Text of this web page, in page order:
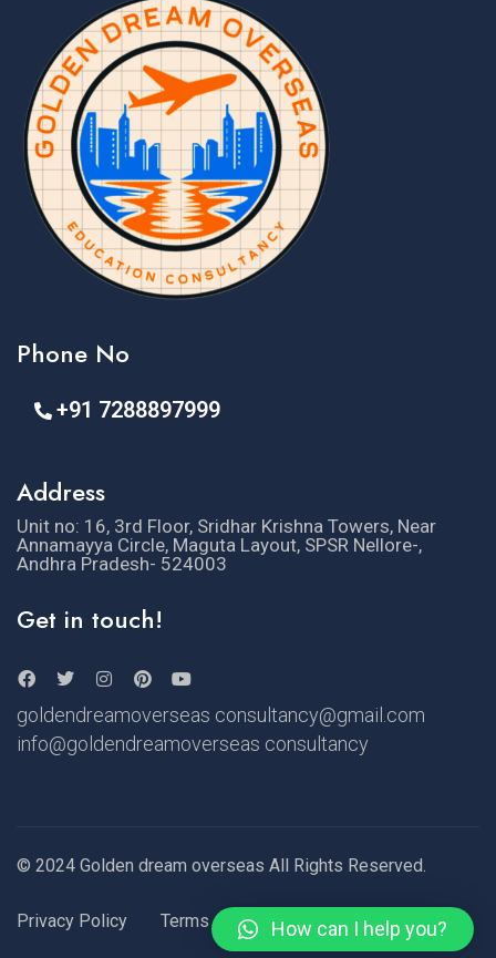
Phone No
+91 7288897999
Address
Unit no: 16, 3rd Floor, Sridhar Krishna Towers, Near
Annamayya Circle, Maguta Layout, SPSR Nellore-,
Andhra Pradesh- 524003
Get in touch!
goldendreamoverseas consultancy@gmail.com
info@goldendreamoverseas consultancy
© 2024 Golden dream overseas All Rights Reserved.
Privacy Policy Terms of Use How can I help you?